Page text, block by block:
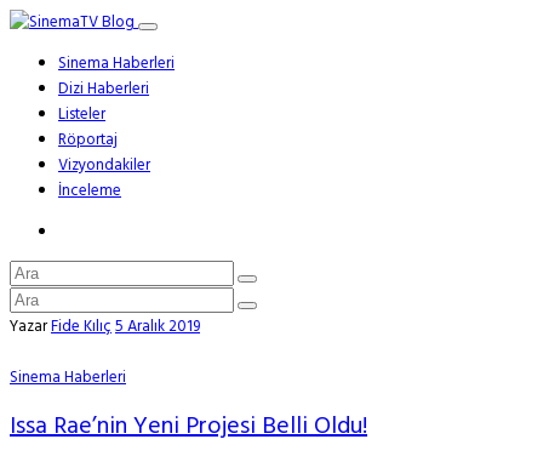
Sinema Haberleri
Dizi Haberleri
Listeler
Röportaj
Vizyondakiler
İnceleme
YazarFide Kılıç5 Aralık 2019
Sinema Haberleri
Issa Rae’nin Yeni Projesi Belli Oldu!